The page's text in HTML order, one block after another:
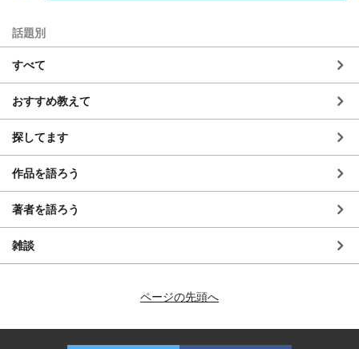
話題別
すべて
おすすめ教えて
探してます
作品を語ろう
著者を語ろう
雑談
ページの先頭へ